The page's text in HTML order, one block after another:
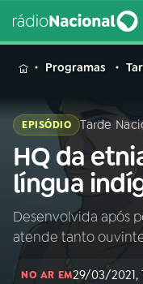
MENU
Buscar
na
Rádio
Nacional
Programas
EPISÓDIO Tarde
HQ da
língua
Desenvolvida após
atende tanto
NO AR EM29/03/2021,